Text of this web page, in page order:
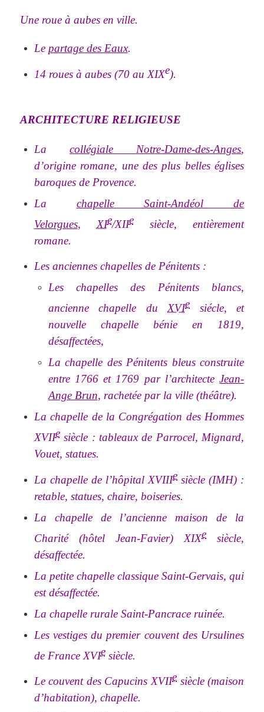
Une roue à aubes en ville.
Le partage des Eaux.
14 roues à aubes (70 au XIXe).
ARCHITECTURE RELIGIEUSE
La collégiale Notre-Dame-des-Anges,
d’origine romane, une des plus belles églises
baroques de Provence.
La chapelle Saint-Andéol de
Velorgues, XIe/XIIesiècle, entièrement
romane.
Les anciennes chapelles de Pénitents:
Les chapelles des Pénitents blancs,
ancienne chapelle du XVIe siécle, et
nouvelle chapelle bénie en 1819,
désaffectées,
La chapelle des Pénitents bleus construite
entre 1766 et 1769 par l’architecteJean-
Ange Brun, rachetée par la ville (théâtre).
La chapelle de la Congrégation des Hommes
XVIIesiècle : tableaux de Parrocel, Mignard,
Vouet, statues.
La chapelle de l’hôpital XVIIIe siècle (IMH) :
retable, statues, chaire, boiseries.
La chapelle de l’ancienne maison de la
Charité (hôtel Jean-Favier) XIXe siècle,
désaffectée.
La petite chapelle classique Saint-Gervais, qui
est désaffectée.
La chapelle rurale Saint-Pancrace ruinée.
Les vestiges du premier couvent des Ursulines
de France XVIesiècle.
Le couvent des Capucins XVIIe siècle (maison
d’habitation), chapelle.